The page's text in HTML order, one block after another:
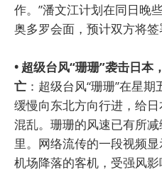
作。”潘文江计划在同日晚
奥多罗会面，预计双方将签
• 超级台风“珊珊”袭击日本
亡 ：超级台风“珊珊”在星
缓慢向东北方向行进，给
混乱。珊珊的风速已有所
里。网络流传的一段视频
机场降落的客机，受强风